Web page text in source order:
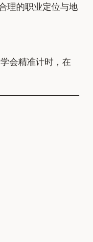
理的职业定位与地
学会精准计时，在